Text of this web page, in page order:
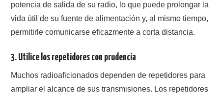
potencia de salida de su radio, lo que puede prolongar la
vida útil de su fuente de alimentación y, al mismo tiempo,
permitirle comunicarse eficazmente a corta distancia.
3. Utilice los repetidores con prudencia
Muchos radioaficionados dependen de repetidores para
ampliar el alcance de sus transmisiones. Los repetidores